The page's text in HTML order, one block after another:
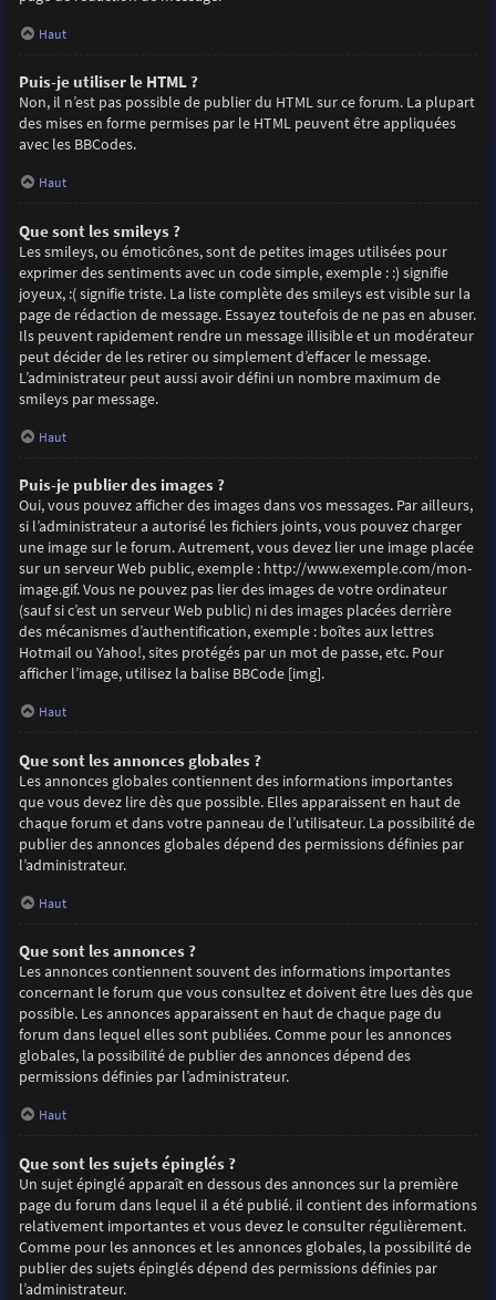
Haut
Puis-je utiliser le HTML ?
Non, il n’est pas possible de publier du HTML sur ce forum. La plupart
des mises en forme permises par le HTML peuvent être appliquées
avec les BBCodes.
Haut
Que sont les smileys ?
Les smileys, ou émoticônes, sont de petites images utilisées pour
exprimer des sentiments avec un code simple, exemple : :) signifie
joyeux, :( signifie triste. La liste complète des smileys est visible sur la
page de rédaction de message. Essayez toutefois de ne pas en abuser.
Ils peuvent rapidement rendre un message illisible et un modérateur
peut décider de les retirer ou simplement d’effacer le message.
L’administrateur peut aussi avoir défini un nombre maximum de
smileys par message.
Haut
Puis-je publier des images ?
Oui, vous pouvez afficher des images dans vos messages. Par ailleurs,
si l’administrateur a autorisé les fichiers joints, vous pouvez charger
une image sur le forum. Autrement, vous devez lier une image placée
sur un serveur Web public, exemple : http://www.exemple.com/mon-
image.gif. Vous ne pouvez pas lier des images de votre ordinateur
(sauf si c’est un serveur Web public) ni des images placées derrière
des mécanismes d’authentification, exemple : boîtes aux lettres
Hotmail ou Yahoo!, sites protégés par un mot de passe, etc. Pour
afficher l’image, utilisez la balise BBCode [img].
Haut
Que sont les annonces globales ?
Les annonces globales contiennent des informations importantes
que vous devez lire dès que possible. Elles apparaissent en haut de
chaque forum et dans votre panneau de l’utilisateur. La possibilité de
publier des annonces globales dépend des permissions définies par
l’administrateur.
Haut
Que sont les annonces ?
Les annonces contiennent souvent des informations importantes
concernant le forum que vous consultez et doivent être lues dès que
possible. Les annonces apparaissent en haut de chaque page du
forum dans lequel elles sont publiées. Comme pour les annonces
globales, la possibilité de publier des annonces dépend des
permissions définies par l’administrateur.
Haut
Que sont les sujets épinglés ?
Un sujet épinglé apparaît en dessous des annonces sur la première
page du forum dans lequel il a été publié. il contient des informations
relativement importantes et vous devez le consulter régulièrement.
Comme pour les annonces et les annonces globales, la possibilité de
publier des sujets épinglés dépend des permissions définies par
l’administrateur.